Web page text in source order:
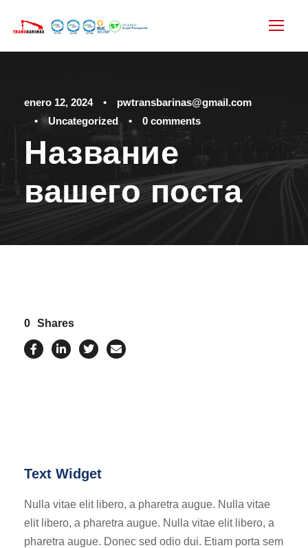
enero 12, 2024 •
pwtransbarinas@gmail.com
•
Uncategorized • 0 comments
Название
вашего поста
0 Shares
Text Widget
Nulla vitae elit libero, a pharetra augue. Nulla vitae
elit libero, a pharetra augue. Nulla vitae elit libero, a
pharetra augue. Donec sed odio dui. Etiam porta sem